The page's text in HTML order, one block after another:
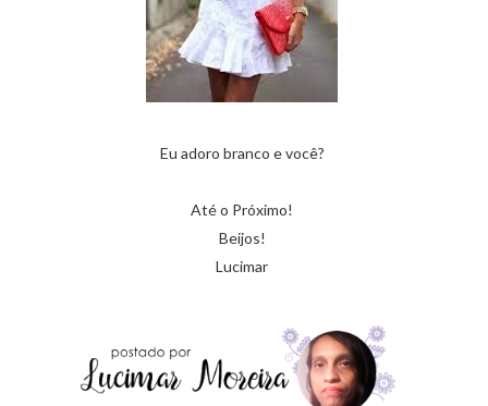
Eu adoro branco e você?
Até o Próximo!
Beijos!
Lucimar